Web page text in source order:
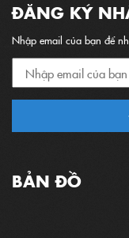
ĐĂNG KÝ
Nhập email của bạn để
BẢN ĐỒ